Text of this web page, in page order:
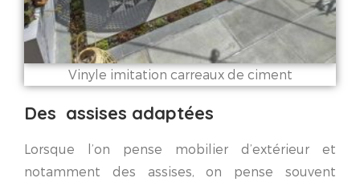
Vinyle imitation carreaux de ciment
Des assises adaptées
Lorsque l’on pense mobilier d’extérieur et
notamment des assises, on pense souvent